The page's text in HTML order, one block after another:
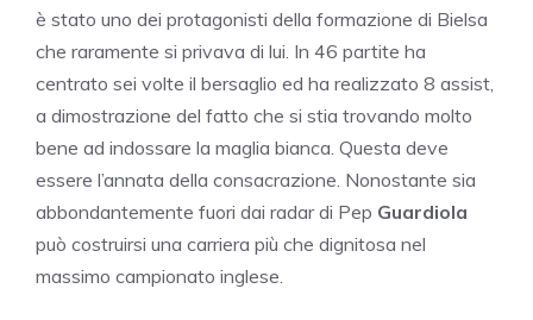
è stato uno dei protagonisti della formazione di Bielsa
che raramente si privava di lui. In 46 partite ha
centrato sei volte il bersaglio ed ha realizzato 8 assist,
a dimostrazione del fatto che si stia trovando molto
bene ad indossare la maglia bianca. Questa deve
essere l’annata della consacrazione. Nonostante sia
abbondantemente fuori dai radar di Pep Guardiola
può costruirsi una carriera più che dignitosa nel
massimo campionato inglese.